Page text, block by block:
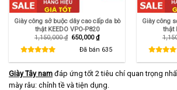
Giày công sở buộc dây cao cấp da bò
thật KEEDO VPO-P820
1,150,000₫ Giá
650,000₫Giá
hiện
tại
Đã bán 635
Giày công
thật
Giày Tây nam đáp ứng tốt 2 tiêu chí quan trọng
mày râu: chỉnh tề và tiện dụng.